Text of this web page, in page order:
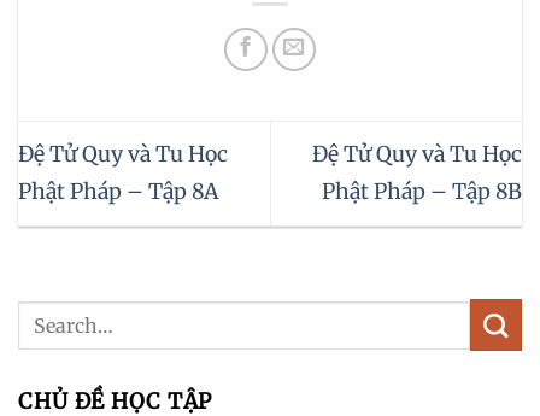
Đệ Tử Quy và Tu Học
Phật Pháp – Tập 8A
Đệ Tử Quy và Tu Học
Phật Pháp – Tập 8B
CHỦ ĐỀ HỌC TẬP